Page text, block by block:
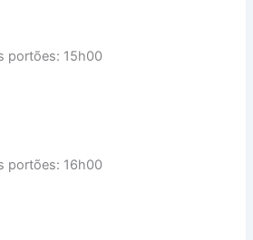
portões: 15h00
portões: 16h00